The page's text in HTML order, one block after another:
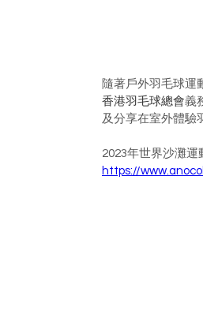
隨著戶外羽毛球運
香港羽毛球總會義
及分享在室外體驗
2023年世界沙灘運
https://